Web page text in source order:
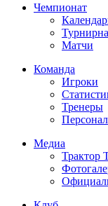
Чемпионат
Матчи
Команда
Игроки
Тренеры
Персонал
Медиа
Трактор